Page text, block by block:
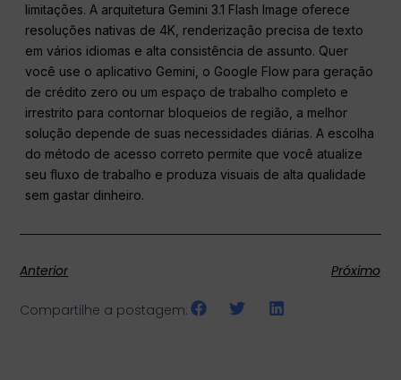
limitações. A arquitetura Gemini 3.1 Flash Image oferece
resoluções nativas de 4K, renderização precisa de texto
em vários idiomas e alta consistência de assunto. Quer
você use o aplicativo Gemini, o Google Flow para geração
de crédito zero ou um espaço de trabalho completo e
irrestrito para contornar bloqueios de região, a melhor
solução depende de suas necessidades diárias. A escolha
do método de acesso correto permite que você atualize
seu fluxo de trabalho e produza visuais de alta qualidade
sem gastar dinheiro.
Anterior Próximo
Compartilhe a postagem: